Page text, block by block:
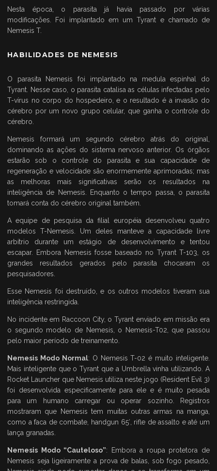
Nesta época, o parasita já havia passado por várias
modificações. Foi implantado em um Tyrant e chamado de
Nemesis T.
HABILIDADES DE NEMESIS
O parasita Nemesis foi implantado na medula espinhal do
Tyrant. Nesse caso, o parasita catalisa as células infectadas pelo
T-vírus no corpo do hospedeiro, e o resultado é a invasão do
cérebro por um novo grupo celular, que ganha o controle do
cérebro.
Nemesis formará um segundo cérebro atrás do original,
dominando as ações do sistema nervoso anterior. Os órgãos
estarão sob o controle do parasita e sua capacidade de
regeneração e velocidade são enormemente aprimoradas; mas
as melhoras mais significativas serão os resultados na
inteligência de Nemesis. Enquanto o tempo passa, o parasita
tomará conta do cérebro original também.
A equipe de pesquisa da filial européia desenvolveu quatro
modelos T-Nemesis. Um deles manteve a capacidade livre
arbítrio durante um estágio de desenvolvimento e tentou
escapar. Embora Nemesis fosse baseado no Tyrant T-103, os
grandes resultados gerados pelo parasita chocaram os
pesquisadores.
Esse Nemesis foi destruído, e os outros modelos tiveram sua
inteligência restringida.
No incidente em Raccoon City, o Tyrant enviado em missão era
o segundo modelo de Nemesis, o Nemesis-T02, que passou
pelo maior período de treinamento.
Nemesis Modo Normal: O Nemesis T-02 é muito inteligente.
Mais inteligente que o Tyrant que a Umbrella vinha utilizando. A
Rocket Launcher que Nemesis utiliza neste jogo (Resident Evil 3)
foi desenvolvida especificamente para ele e é muito pesada
para um humano carregar ou operar sozinho. Registros
mostraram que Nemesis tem muitas outras armas na manga,
como a faca de combate, handgun 65′, rifle de assalto e até um
lança granadas.
Nemesis Modo “Cauteloso”: Embora a roupa protetora de
Nemesis seja ligeiramente a prova de balas, sob fogo pesado,